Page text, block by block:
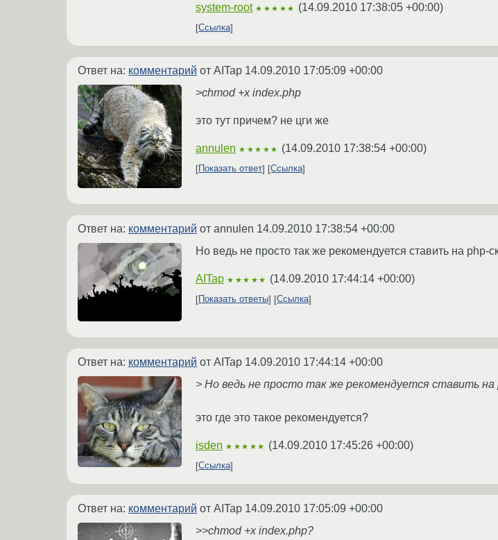
system-root ★★★★★ (14.09.2010 17:38:05 +00:00)
Ссылка
Ответ на: комментарий от AITap 14.09.2010 17:05:09 +00:00
>chmod +x index.php
это тут причем? не цги же
annulen ★★★★★ (14.09.2010 17:38:54 +00:00)
Показать ответ Ссылка
Ответ на: комментарий от annulen 14.09.2010 17:38:54 +00:00
Но ведь не просто так же рекомендуется ставить на
AITap ★★★★★ (14.09.2010 17:44:14 +00:00)
Показать ответы Ссылка
Ответ на: комментарий от AITap 14.09.2010 17:44:14 +00:00
> Но ведь не просто так же рекомендуется ставить
это где это такое рекомендуется?
isden ★★★★★ (14.09.2010 17:45:26 +00:00)
Ссылка
Ответ на: комментарий от AITap 14.09.2010 17:05:09 +00:00
>>chmod +x index.php?